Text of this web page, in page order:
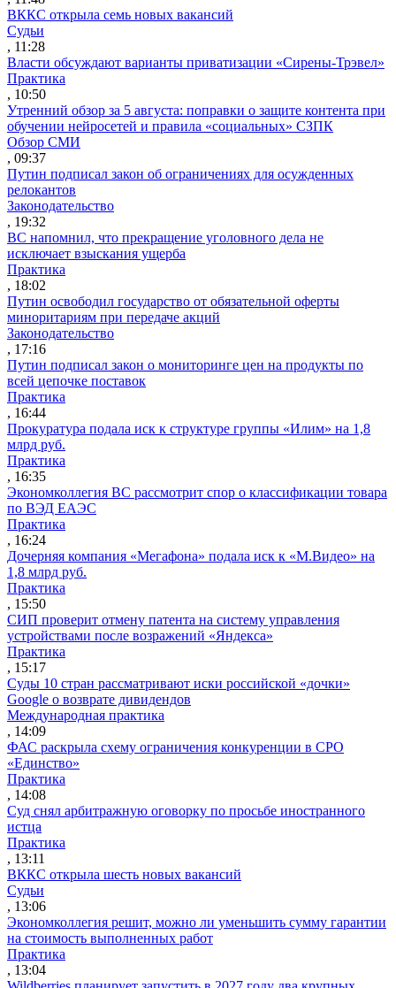
ВККС открыла семь новых вакансий
Судьи
, 11:28
Власти обсуждают варианты приватизации «Сирены-Трэвел»
Практика
, 10:50
Утренний обзор за 5 августа: поправки о защите контента при
обучении нейросетей и правила «социальных» СЗПК
Обзор СМИ
, 09:37
Путин подписал закон об ограничениях для осужденных
релокантов
Законодательство
, 19:32
ВС напомнил, что прекращение уголовного дела не
исключает взыскания ущерба
Практика
, 18:02
Путин освободил государство от обязательной оферты
миноритариям при передаче акций
Законодательство
, 17:16
Путин подписал закон о мониторинге цен на продукты по
всей цепочке поставок
Практика
, 16:44
Прокуратура подала иск к структуре группы «Илим» на 1,8
млрд руб.
Практика
, 16:35
Экономколлегия ВС рассмотрит спор о классификации товара
по ВЭД ЕАЭС
Практика
, 16:24
Дочерняя компания «Мегафона» подала иск к «М.Видео» на
1,8 млрд руб.
Практика
, 15:50
СИП проверит отмену патента на систему управления
устройствами после возражений «Яндекса»
Практика
, 15:17
Суды 10 стран рассматривают иски российской «дочки»
Google о возврате дивидендов
Международная практика
, 14:09
ФАС раскрыла схему ограничения конкуренции в СРО
«Единство»
Практика
, 14:08
Суд снял арбитражную оговорку по просьбе иностранного
истца
Практика
, 13:11
ВККС открыла шесть новых вакансий
Судьи
, 13:06
Экономколлегия решит, можно ли уменьшить сумму гарантии
на стоимость выполненных работ
Практика
, 13:04